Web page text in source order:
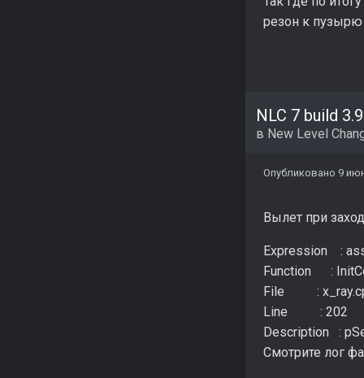
резон к пузырю
NLC 7 build
в New Level
Опубликовано 9
Вылет при
Expression :
Function :
File :
Line : 202
Description :
Смотрите лог